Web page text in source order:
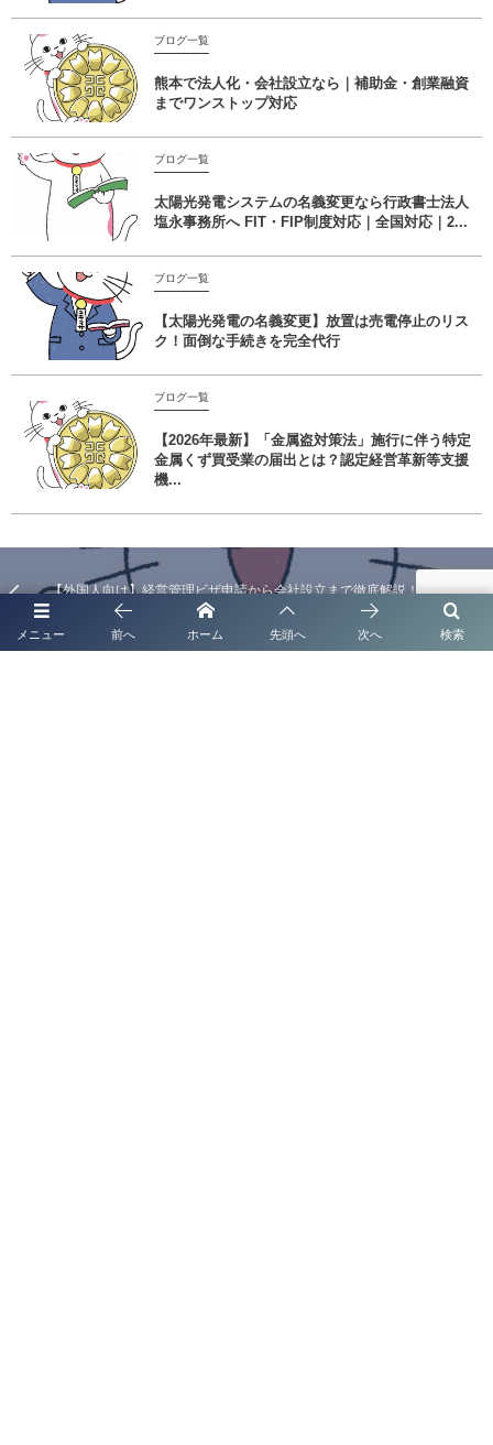
ブログ一覧
熊本で法人化・会社設立なら｜補助金・創業融資
までワンストップ対応
ブログ一覧
太陽光発電システムの名義変更なら行政書士法人
塩永事務所へ FIT・FIP制度対応｜全国対応｜2...
ブログ一覧
【太陽光発電の名義変更】放置は売電停止のリス
ク！面倒な手続きを完全代行
ブログ一覧
【2026年最新】「金属盗対策法」施行に伴う特定
金属くず買受業の届出とは？認定経営革新等支援
機...
【外国人向け】経営管理ビザ申請から会社設立まで徹底解説！行政書士法
人塩永事務所がサポート
メニュー 検索
前へ ホーム 先頭へ 次へ